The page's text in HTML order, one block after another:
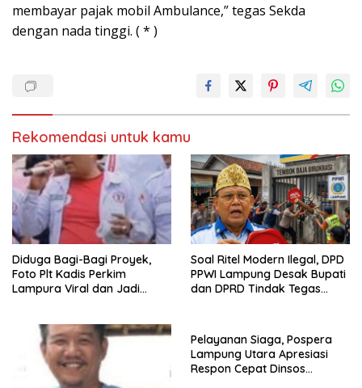
membayar pajak mobil Ambulance,” tegas Sekda
dengan nada tinggi. ( * )
Rekomendasi untuk kamu
Diduga Bagi-Bagi Proyek,
Foto Plt Kadis Perkim
Lampura Viral dan Jadi
Soal Ritel Modern Ilegal, DPD
PPWI Lampung Desak Bupati
dan DPRD Tindak Tegas
Pelayanan Siaga, Pospera
Lampung Utara Apresiasi
Respon Cepat Dinsos